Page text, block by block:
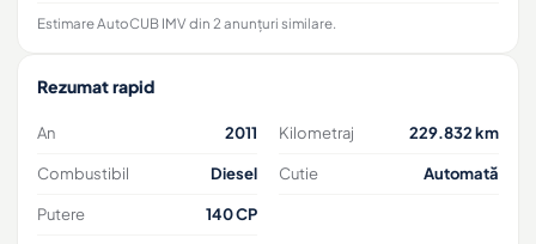
Estimare AutoCUB IMV din 2 anunțuri similare.
Rezumat rapid
An 2011 Kilometraj 229.832 km
Combustibil Diesel Cutie Automată
Putere 140 CP